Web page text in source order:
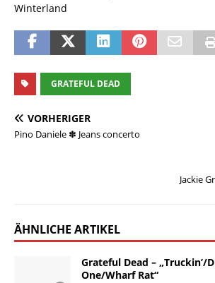
Winterland
GRATEFUL DEAD
VORHERIGER
Pino Daniele ✽ Jeans concerto
Jackie
ÄHNLICHE ARTIKEL
Grateful Dead – „Truckin’/
One/Wharf Rat“